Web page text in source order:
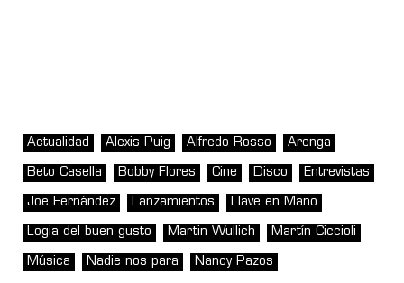
Actualidad Alexis Puig Alfredo Rosso Arenga
Beto Casella Bobby Flores Cine Disco Entrevistas
Joe Fernández Lanzamientos Llave en Mano
Logia del buen gusto Martin Wullich Martín Ciccioli
Música Nadie nos para Nancy Pazos